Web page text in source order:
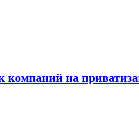
компаний на